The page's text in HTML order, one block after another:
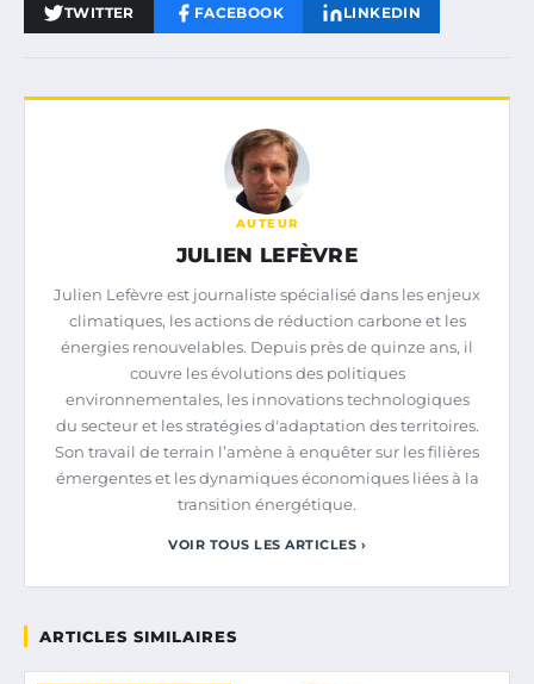
TWITTER FACEBOOK LINKEDIN
AUTEUR
JULIEN LEFÈVRE
Julien Lefèvre est journaliste spécialisé dans les enjeux
climatiques, les actions de réduction carbone et les
énergies renouvelables. Depuis près de quinze ans, il
couvre les évolutions des politiques
environnementales, les innovations technologiques
du secteur et les stratégies d'adaptation des territoires.
Son travail de terrain l’amène à enquêter sur les filières
émergentes et les dynamiques économiques liées à la
transition énergétique.
VOIR TOUS LES ARTICLES ›
ARTICLES SIMILAIRES